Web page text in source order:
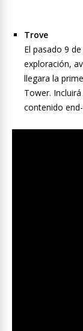
Trove
El pasado 9
exploración,
llegara la
Tower.
contenido